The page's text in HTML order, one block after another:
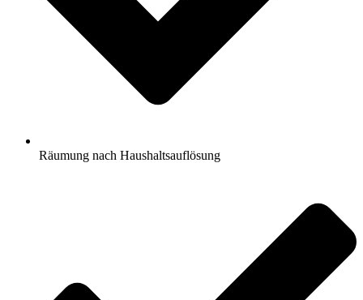
Räumung nach Haushaltsauflösung